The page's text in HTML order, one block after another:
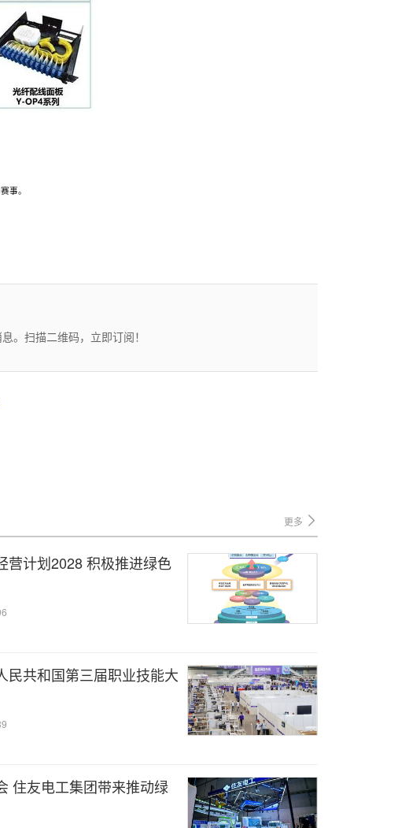
事。
。扫描二维码，立即订阅！
更多
营计划2028 积极推进绿色
民共和国第三届职业技能大
住友电工集团带来推动绿